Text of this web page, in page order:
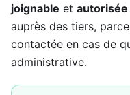
joignable et
auprès des tiers,
contactée en cas de
administrative.